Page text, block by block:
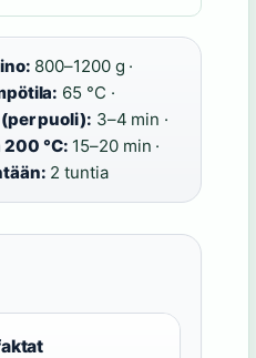
800–1200 g ·
65 °C ·
puoli): 3–4 min ·
°C: 15–20 min ·
2 tuntia